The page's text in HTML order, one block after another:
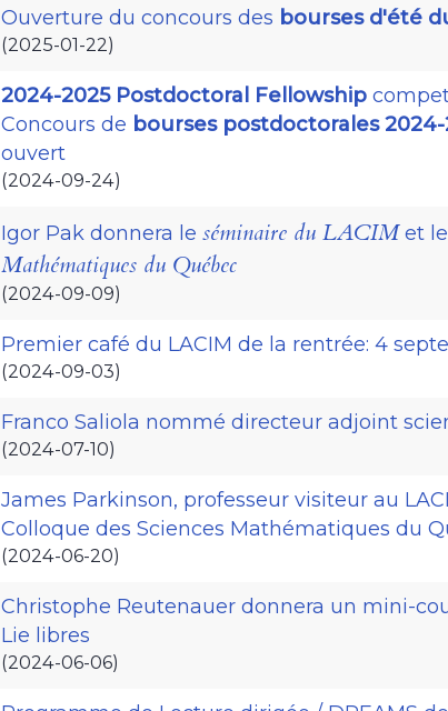
Ouverture du concours des bourses d'été
(2025-01-22)
2024-2025 Postdoctoral Fellowship
Concours de bourses postdoctorales 2024-
ouvert
(2024-09-24)
Igor Pak donnera leséminaire du LACIMet le
Mathématiques du Québec
(2024-09-09)
Premier café du LACIM de la rentrée: 4
(2024-09-03)
Franco Saliola nommé directeur adjoint
(2024-07-10)
James Parkinson, professeur visiteur au
Colloque des Sciences Mathématiques du
(2024-06-20)
Christophe Reutenauer donnera un mini-
Lie libres
(2024-06-06)